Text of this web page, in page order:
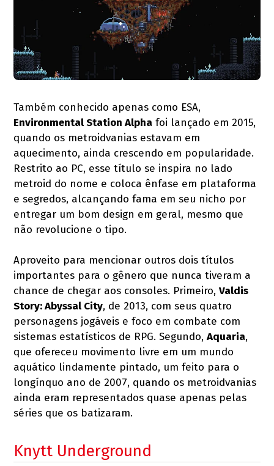
Também conhecido apenas como ESA,
Environmental Station Alpha foi lançado em 2015,
quando os metroidvanias estavam em
aquecimento, ainda crescendo em popularidade.
Restrito ao PC, esse título se inspira no lado
metroid do nome e coloca ênfase em plataforma
e segredos, alcançando fama em seu nicho por
entregar um bom design em geral, mesmo que
não revolucione o tipo.
Aproveito para mencionar outros dois títulos
importantes para o gênero que nunca tiveram a
chance de chegar aos consoles. Primeiro,Valdis
Story: Abyssal City, de 2013, com seus quatro
personagens jogáveis e foco em combate com
sistemas estatísticos de RPG. Segundo,Aquaria,
que ofereceu movimento livre em um mundo
aquático lindamente pintado, um feito para o
longínquo ano de 2007, quando os metroidvanias
ainda eram representados quase apenas pelas
séries que os batizaram.
Knytt Underground